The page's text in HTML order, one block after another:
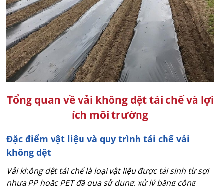
Tổng quan về vải không dệt tái chế và lợi
ích môi trường
Đặc điểm vật liệu và quy trình tái chế vải
không dệt
Vải không dệt tái chế là loại vật liệu được tái sinh từ sợi
nhựa PP hoặc PET đã qua sử dụng, xử lý bằng công